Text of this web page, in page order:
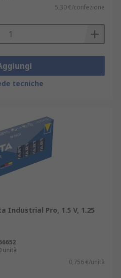
5,30 €/confezione
tecniche
Industrial Pro, 1.5 V, 1.25
unità
0,756 €/unità